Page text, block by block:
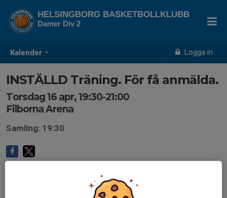
Kalender Logga in
HELSINGBORG BASKETBOLLKLUBB
Damer Div 2
INSTÄLLD Träning. För få anmälda.
Torsdag 16 apr, 19:30-21:00
Filborna Arena
Samling: 19:30